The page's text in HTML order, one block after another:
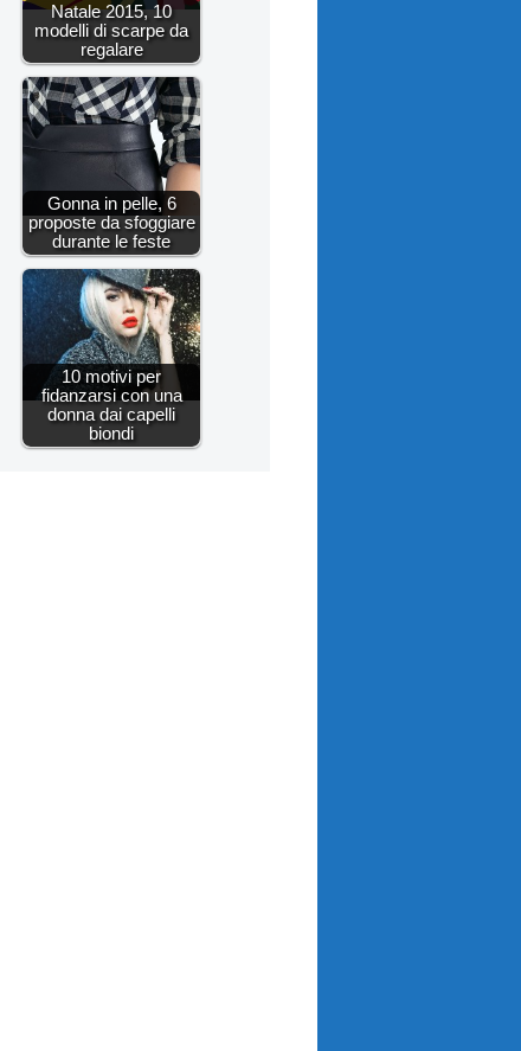
Natale 2015, 10
modelli di scarpe da
regalare
Gonna in pelle, 6
proposte da sfoggiare
durante le feste
10 motivi per
fidanzarsi con una
donna dai capelli
biondi